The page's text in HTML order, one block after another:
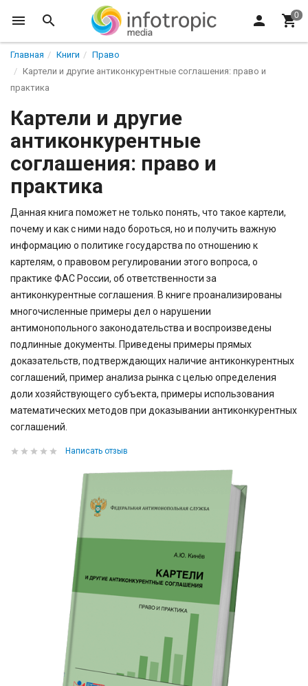
Главная Книги
Право
Картели и другие антиконкурентные соглашения: право и
практика
Картели и другие
антиконкурентные
соглашения: право и
практика
Данная книга поможет не только понять, что такое картели,
почему и как с ними надо бороться, но и получить важную
информацию о политике государства по отношению к
картелям, о правовом регулировании этого вопроса, о
практике ФАС России, об ответственности за
антиконкурентные соглашения. В книге проанализированы
многочисленные примеры дел о нарушении
антимонопольного законодательства и воспроизведены
подлинные документы. Приведены примеры прямых
доказательств, подтверждающих наличие антиконкурентных
соглашений, пример анализа рынка с целью определения
доли хозяйствующего субъекта, примеры использования
математических методов при доказывании антиконкурентных
соглашений.
Написать отзыв